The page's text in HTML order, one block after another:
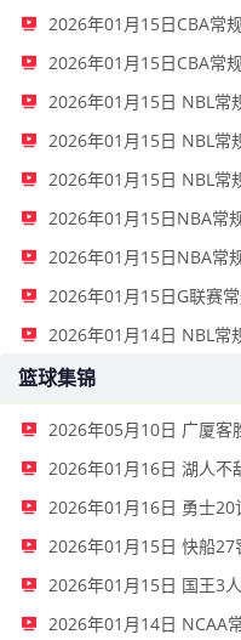
2026年01月15日CBA常
2026年01月15日CBA常
2026年01月15日 NBL常
2026年01月15日 NBL常
2026年01月15日NBA常
2026年01月15日NBA常
2026年01月14日 NBL常
篮球集锦